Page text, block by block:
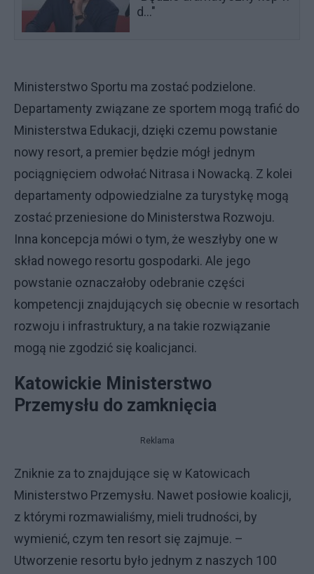
d..."
Ministerstwo Sportu ma zostać podzielone.
Departamenty związane ze sportem mogą trafić do
Ministerstwa Edukacji, dzięki czemu powstanie
nowy resort, a premier będzie mógł jednym
pociągnięciem odwołać Nitrasa i Nowacką. Z kolei
departamenty odpowiedzialne za turystykę mogą
zostać przeniesione do Ministerstwa Rozwoju.
Inna koncepcja mówi o tym, że weszłyby one w
skład nowego resortu gospodarki. Ale jego
powstanie oznaczałoby odebranie części
kompetencji znajdujących się obecnie w resortach
rozwoju i infrastruktury, a na takie rozwiązanie
mogą nie zgodzić się koalicjanci.
Katowickie Ministerstwo
Przemysłu do zamknięcia
Reklama
Zniknie za to znajdujące się w Katowicach
Ministerstwo Przemysłu. Nawet posłowie koalicji,
z którymi rozmawialiśmy, mieli trudności, by
wymienić, czym ten resort się zajmuje. –
Utworzenie resortu było jednym z naszych 100